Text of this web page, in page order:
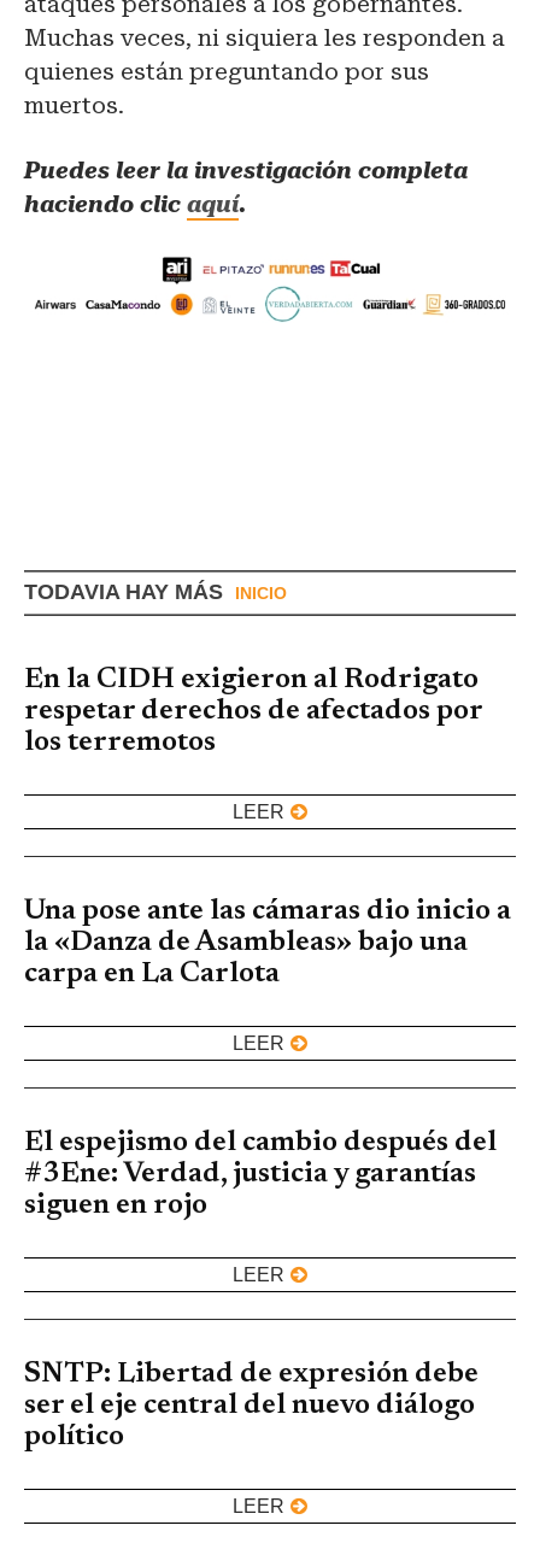
Muchas veces, ni siquiera les responden a
quienes están preguntando por sus
muertos.
Puedes leer la investigación completa
haciendo clic aquí.
TODAVIA HAY MÁS INICIO
En la CIDH exigieron al Rodrigato
respetar derechos de afectados por
los terremotos
LEER
Una pose ante las cámaras dio inicio a
la «Danza de Asambleas» bajo una
carpa en La Carlota
LEER
El espejismo del cambio después del
#3Ene: Verdad, justicia y garantías
siguen en rojo
LEER
SNTP: Libertad de expresión debe
ser el eje central del nuevo diálogo
político
LEER